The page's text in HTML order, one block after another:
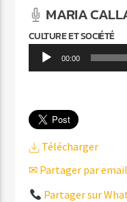
MARIA
CULTURE ET SOCIÉTÉ
Lecteur 00:00
Télécharger
✉ Partager par email
Partager sur